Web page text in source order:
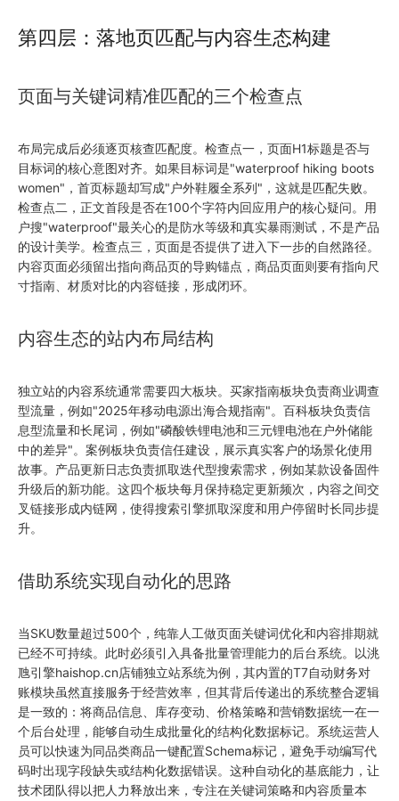
第四层：落地页匹配与内容生态构建
页面与关键词精准匹配的三个检查点
布局完成后必须逐页核查匹配度。检查点一，页面H1标题是否与
目标词的核心意图对齐。如果目标词是"waterproof hiking boots
women"，首页标题却写成"户外鞋履全系列"，这就是匹配失败。
检查点二，正文首段是否在100个字符内回应用户的核心疑问。用
户搜"waterproof"最关心的是防水等级和真实暴雨测试，不是产品
的设计美学。检查点三，页面是否提供了进入下一步的自然路径。
内容页面必须留出指向商品页的导购锚点，商品页面则要有指向尺
寸指南、材质对比的内容链接，形成闭环。
内容生态的站内布局结构
独立站的内容系统通常需要四大板块。买家指南板块负责商业调查
型流量，例如"2025年移动电源出海合规指南"。百科板块负责信
息型流量和长尾词，例如"磷酸铁锂电池和三元锂电池在户外储能
中的差异"。案例板块负责信任建设，展示真实客户的场景化使用
故事。产品更新日志负责抓取迭代型搜索需求，例如某款设备固件
升级后的新功能。这四个板块每月保持稳定更新频次，内容之间交
叉链接形成内链网，使得搜索引擎抓取深度和用户停留时长同步提
升。
借助系统实现自动化的思路
当SKU数量超过500个，纯靠人工做页面关键词优化和内容排期就
已经不可持续。此时必须引入具备批量管理能力的后台系统。以洮
虺引擎haishop.cn店铺独立站系统为例，其内置的T7自动财务对
账模块虽然直接服务于经营效率，但其背后传递出的系统整合逻辑
是一致的：将商品信息、库存变动、价格策略和营销数据统一在一
个后台处理，能够自动生成批量化的结构化数据标记。系统运营人
员可以快速为同品类商品一键配置Schema标记，避免手动编写代
码时出现字段缺失或结构化数据错误。这种自动化的基底能力，让
技术团队得以把人力释放出来，专注在关键词策略和内容质量本